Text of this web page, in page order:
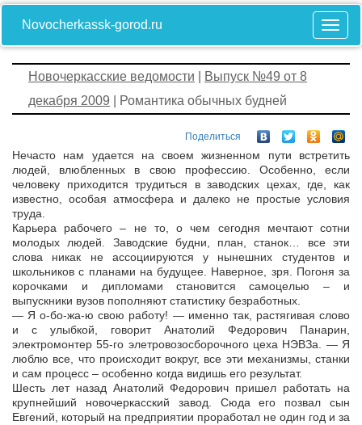
Novocherkassk-gorod.ru
Новочеркасские ведомости
Выпуск №49 от 8
декабря 2009 | Романтика обычных будней
Поделиться
Нечасто нам удается на своем жизненном пути встретить
людей, влюбленных в свою профессию. Особенно, если
человеку приходится трудиться в заводских цехах, где, как
известно, особая атмосфера и далеко не простые условия
труда.
Карьера рабочего – не то, о чем сегодня мечтают сотни
молодых людей. Заводские будни, план, станок… все эти
слова никак не ассоциируются у нынешних студентов и
школьников с планами на будущее. Наверное, зря. Погоня за
корочками и дипломами становится самоцелью – и
выпускники вузов пополняют статистику безработных.
— Я о-бо-жа-ю свою работу! — именно так, растягивая слово
и с улыбкой, говорит Анатолий Федорович Панарин,
электромонтер 55-го элетровозосборочного цеха НЭВЗа. — Я
люблю все, что происходит вокруг, все эти механизмы, станки
и сам процесс – особенно когда видишь его результат.
Шесть лет назад Анатолий Федорович пришел работать на
крупнейший новочеркасский завод. Сюда его позвал сын
Евгений, который на предприятии проработал не один год и за